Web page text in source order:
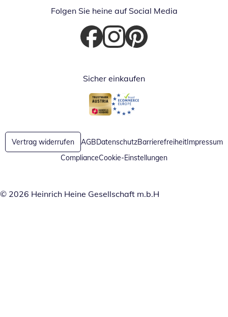
Folgen Sie heine auf Social Media
Öffnet in neuem Fenster
Öffnet in neuem Fenster
Öffnet in neuem Fenster
Sicher einkaufen
Öffnet in neuem Fenster
Öffnet in neuem Fenster
Vertrag widerrufen AGBDatenschutzBarrierefreiheitImpressum
ComplianceCookie-Einstellungen
© 2026 Heinrich Heine Gesellschaft m.b.H